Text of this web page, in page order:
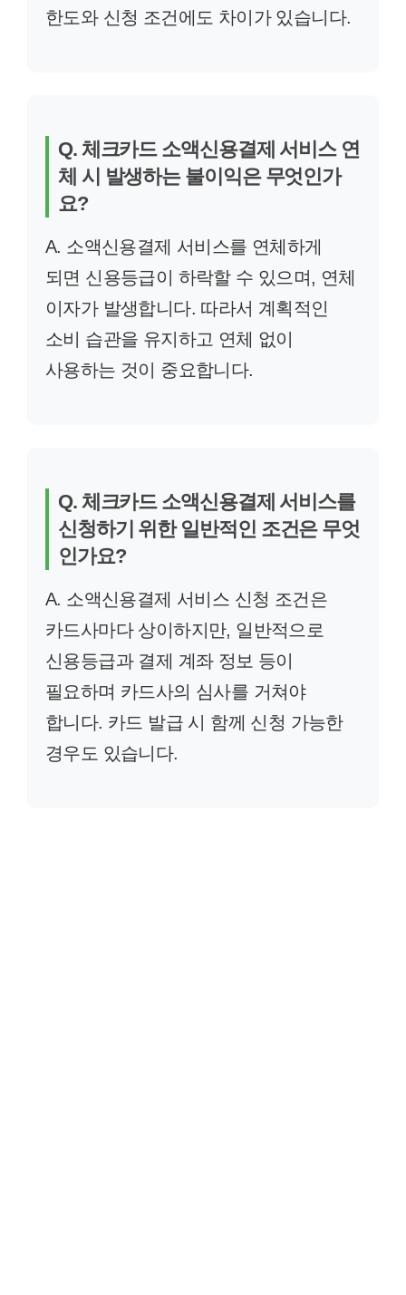
한도와 신청 조건에도 차이가 있습니다.
Q. 체크카드 소액신용결제 서비스 연
체 시 발생하는 불이익은 무엇인가
요?
A. 소액신용결제 서비스를 연체하게
되면 신용등급이 하락할 수 있으며, 연체
이자가 발생합니다. 따라서 계획적인
소비 습관을 유지하고 연체 없이
사용하는 것이 중요합니다.
Q. 체크카드 소액신용결제 서비스를
신청하기 위한 일반적인 조건은 무엇
인가요?
A. 소액신용결제 서비스 신청 조건은
카드사마다 상이하지만, 일반적으로
신용등급과 결제 계좌 정보 등이
필요하며 카드사의 심사를 거쳐야
합니다. 카드 발급 시 함께 신청 가능한
경우도 있습니다.